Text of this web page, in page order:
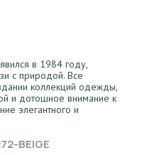
87 500 ₸.
250 ₸.
в 1984 году,
с природой. Все
коллекций одежды,
и дотошное внимание к
элегантного и
BEIGE